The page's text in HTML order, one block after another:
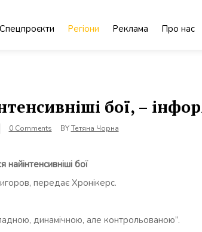
Спецпроєкти Регіони Реклама Про нас
бої, –
0 Comments BYТетяна Чорна
бої
передає Хронікерс.
динамічною, але контрольованою”.